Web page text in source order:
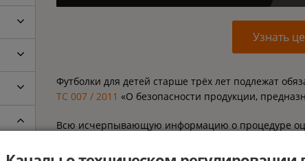
Узнать
Футболки для детей старше трёх лет подлежат
ТС 007 / 2011 «О безопасности продукции,
Всю исчерпывающую информацию о процедуре